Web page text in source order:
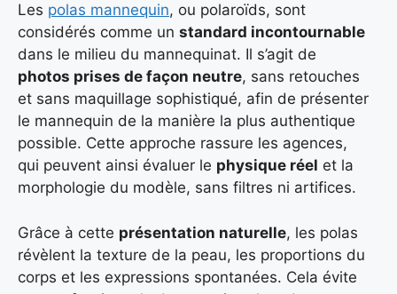
Les polas mannequin, ou polaroïds, sont
considérés comme un standard incontournable
dans le milieu du mannequinat. Il s’agit de
photos prises de façon neutre, sans retouches
et sans maquillage sophistiqué, afin de présenter
le mannequin de la manière la plus authentique
possible. Cette approche rassure les agences,
qui peuvent ainsi évaluer le physique réel et la
morphologie du modèle, sans filtres ni artifices.
Grâce à cette présentation naturelle, les polas
révèlent la texture de la peau, les proportions du
corps et les expressions spontanées. Cela évite